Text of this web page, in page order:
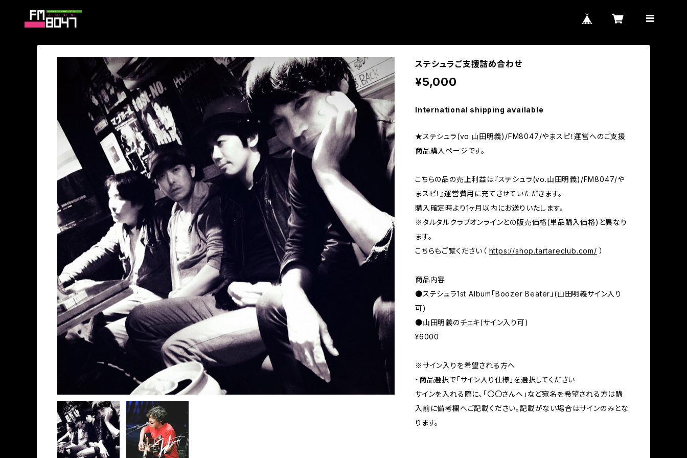
ステシュラご支援詰め合わせ
¥5,000
International shipping available
★ステシュラ(vo.山田明義)/FM8047/やまスピ！運営へのご支援
商品購入ページです。
こちらの品の売上利益は『ステシュラ(vo.山田明義)/FM8047/や
まスピ！』運営費用に充てさせていただきます。
購入確定時より1ヶ月以内にお送りいたします。
※タルタルクラブオンラインとの販売価格(単品購入価格)と異なり
ます。
こちらもご覧ください（ https://shop.tartareclub.com/ ）
商品内容
●ステシュラ1st Album「Boozer Beater」(山田明義サイン入り
可)
●山田明義のチェキ(サイン入り可)
¥6000
※サイン入りを希望される方へ
・商品選択で「サイン入り仕様」を選択してください
サインを入れる際に、「〇〇さんへ」など宛名を希望される方は購
入前に備考欄へご記載ください。記載がない場合はサインのみとな
ります。